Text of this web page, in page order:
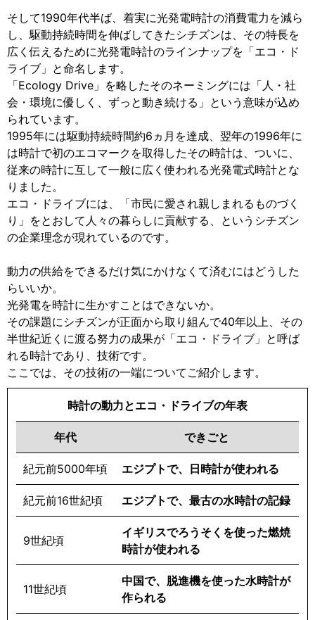
そして1990年代半ば、着実に光発電時計の消費電力を減ら
し、駆動持続時間を伸ばしてきたシチズンは、その特長を
広く伝えるために光発電時計のラインナップを「エコ・ド
ライブ」と命名します。
「Ecology Drive」を略したそのネーミングには「人・社
会・環境に優しく、ずっと動き続ける」という意味が込め
られています。
1995年には駆動持続時間約6ヵ月を達成、翌年の1996年に
は時計で初のエコマークを取得したその時計は、ついに、
従来の時計に互して一般に広く使われる光発電式時計とな
りました。
エコ・ドライブには、「市民に愛され親しまれるものづく
り」をとおして人々の暮らしに貢献する、というシチズン
の企業理念が現れているのです。
動力の供給をできるだけ気にかけなくて済むにはどうした
らいいか。
光発電を時計に生かすことはできないか。
その課題にシチズンが正面から取り組んで40年以上、その
半世紀近くに渡る努力の成果が「エコ・ドライブ」と呼ば
れる時計であり、技術です。
ここでは、その技術の一端についてご紹介します。
時計の動力とエコ・ドライブの年表
年代 できごと
紀元前5000年頃 エジプトで、日時計が使われる
紀元前16世紀頃 エジプトで、最古の水時計の記録
9世紀頃
イギリスでろうそくを使った燃焼
時計が使われる
11世紀頃
中国で、脱進機を使った水時計が
作られる